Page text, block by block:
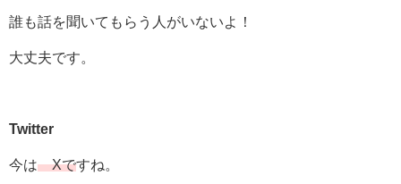
誰も話を聞いてもらう人がいないよ！
大丈夫です。
Twitter
今はXですね。